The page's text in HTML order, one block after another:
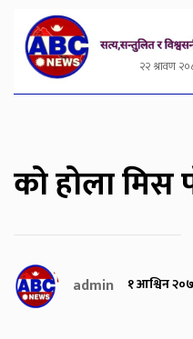
२२ श्रावण
को होला मिस
admin १ आश्विन